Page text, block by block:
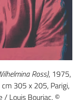
Ross), 1975,
305 x 205, Parigi,
/ Louis Bourjac, ©